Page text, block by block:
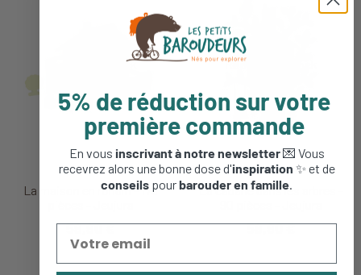
La maison en rondin - 175
59,90 €
La cabane dans les arbres -
59,90 €
5% de réduction sur votre
première commande
En vous inscrivant à notre newsletter💌 Vous
recevrez alors une bonne dose d'inspiration ✨ et de
conseils pourbarouder en famille.